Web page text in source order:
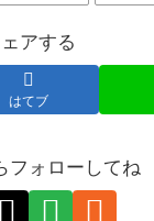
アする
はてブ
フォローしてね